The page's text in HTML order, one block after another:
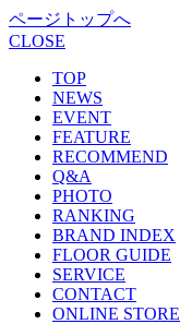
ページトップへ
CLOSE
TOP
NEWS
EVENT
FEATURE
RECOMMEND
Q&A
PHOTO
RANKING
BRAND INDEX
FLOOR GUIDE
SERVICE
CONTACT
ONLINE STORE